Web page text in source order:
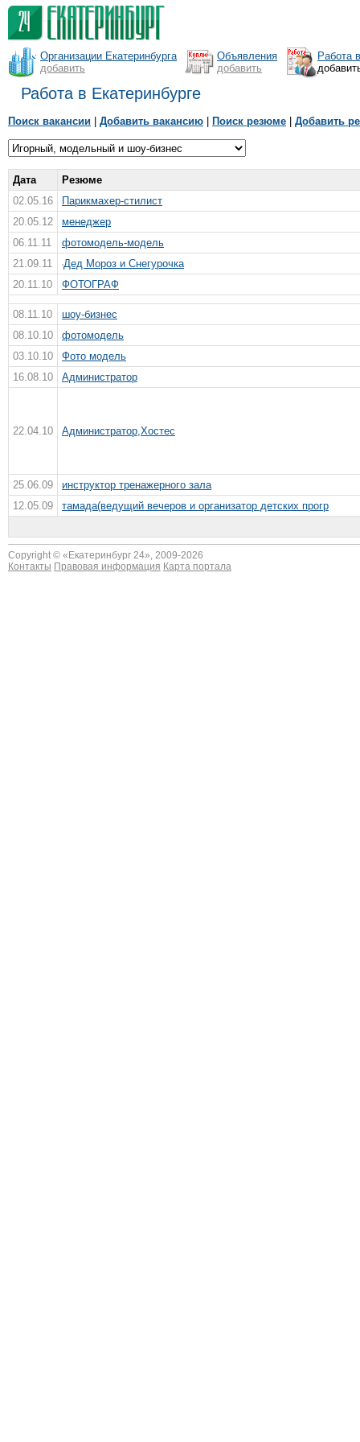
Организации Екатеринбурга
добавить
Объявления
добавить
Работа
Работа в Екатеринбурге
Поиск вакансии Добавить вакансию Поиск резюме Добавить
Дата
Резюме
02.05.16
Парикмахер-стилист
20.05.12
менеджер
06.11.11
фотомодель-модель
21.09.11
Дед Мороз и Снегурочка
20.11.10
ФОТОГРАФ
08.11.10
шоу-бизнес
08.10.10
фотомодель
03.10.10
Фото модель
16.08.10
Администратор
22.04.10 Администратор,Хостес
25.06.09
инструктор тренажерного зала
12.05.09
тамада(ведущий вечеров и организатор детских прогр
Copyright © « Екатеринбург 24», 2009-2026
Контакты Правовая информация Карта портала